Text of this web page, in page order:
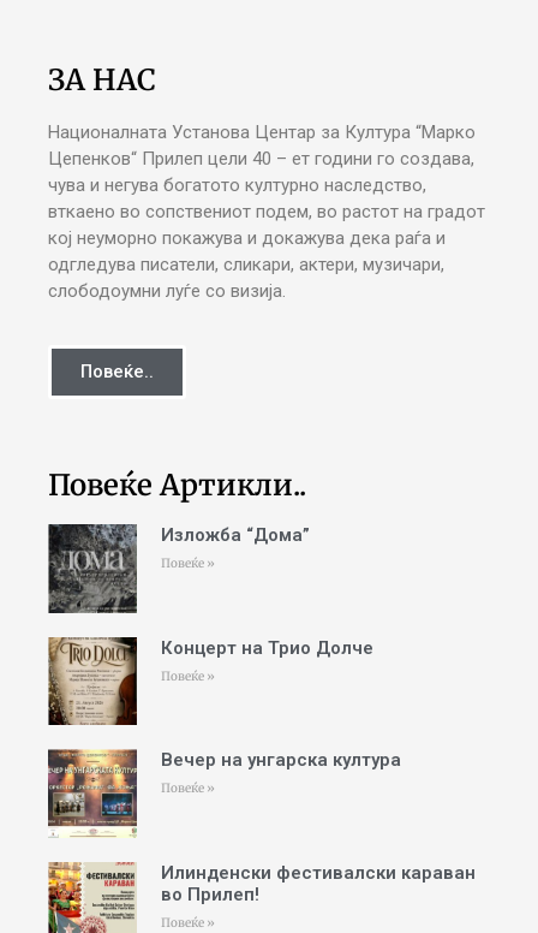
ЗА НАС
Националната Установа Центар за Култура “Марко
Цепенков“ Прилеп цели 40 – ет години го создава,
чува и негува богатото културно наследство,
вткаено во сопствениот подем, во растот на градот
кој неуморно покажува и докажува дека раѓа и
одгледува писатели, сликари, актери, музичари,
слободоумни луѓе со визија.
Повеќе..
Повеќе Артикли..
Изложба “Дома”
Повеќе »
Концерт на Трио Долче
Повеќе »
Вечер на унгарска култура
Повеќе »
Илинденски фестивалски караван
во Прилеп!
Повеќе »